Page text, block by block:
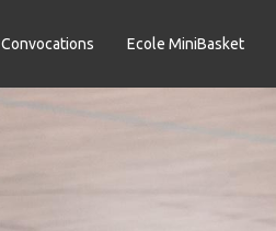
Convocations Ecole MiniBasket